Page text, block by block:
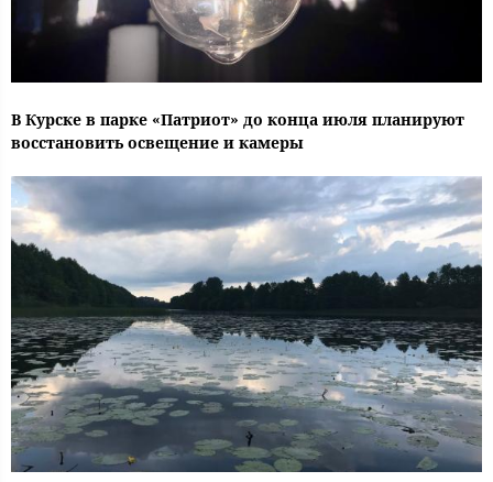
В Курске в парке «Патриот» до конца июля планируют
восстановить освещение и камеры